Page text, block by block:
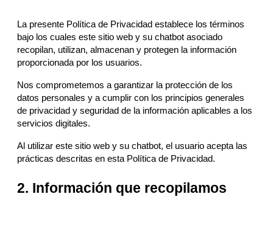
La presente Política de Privacidad establece los términos
bajo los cuales este sitio web y su chatbot asociado
recopilan, utilizan, almacenan y protegen la información
proporcionada por los usuarios.
Nos comprometemos a garantizar la protección de los
datos personales y a cumplir con los principios generales
de privacidad y seguridad de la información aplicables a los
servicios digitales.
Al utilizar este sitio web y su chatbot, el usuario acepta las
prácticas descritas en esta Política de Privacidad.
2. Información que recopilamos